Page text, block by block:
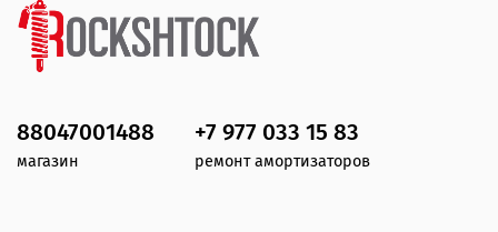
88047001488
магазин
+7 977 033 15 83
ремонт амортизаторов